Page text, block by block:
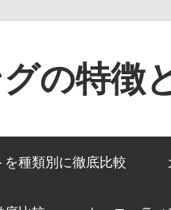
の特徴
種類別に徹底比較